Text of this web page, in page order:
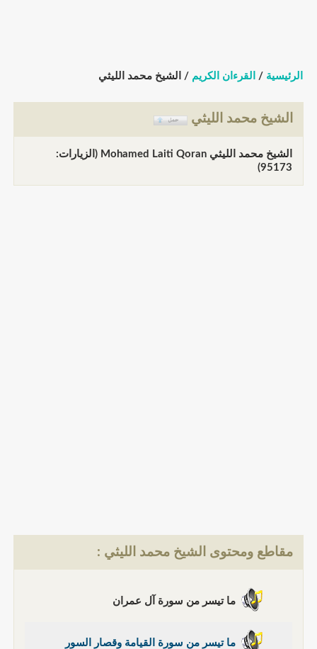
الرئيسية / القرءان الكريم / الشيخ محمد الليثي
الشيخ محمد الليثي
الشيخ محمد الليثي Mohamed Laiti Qoran (الزيارات:
95173)
مقاطع ومحتوى الشيخ محمد الليثي :
ما تيسر من سورة آل عمران
ما تيسر من سورة القيامة وقصار السور